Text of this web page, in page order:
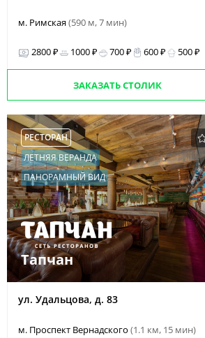
м. Римская(590 м, 7 мин)
2800 ₽ 1000 ₽ 700 ₽ 600 ₽ 500 ₽
ЗАКАЗАТЬ СТОЛИК
РЕСТОРАН
ЛЕТНЯЯ ВЕРАНДА
ПАНОРАМНЫЙ ВИД
Тапчан
ул. Удальцова, д. 83
м. Проспект Вернадского (1.1 км, 15 мин)